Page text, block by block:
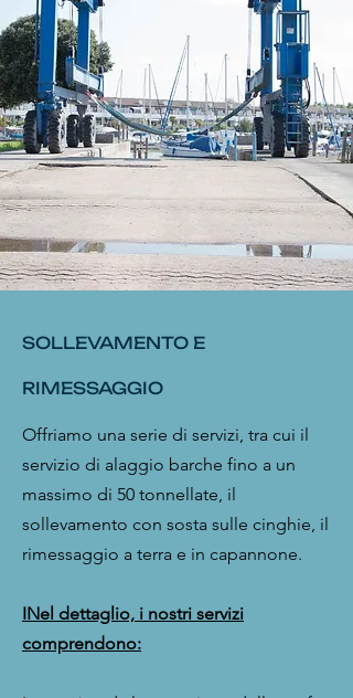
SOLLEVAMENTO E
RIMESSAGGIO
Offriamo una serie di servizi, tra cui il
servizio di alaggio barche fino a un
massimo di 50 tonnellate, il
sollevamento con sosta sulle cinghie, il
rimessaggio a terra e in capannone.
INel dettaglio, i nostri servizi
comprendono: